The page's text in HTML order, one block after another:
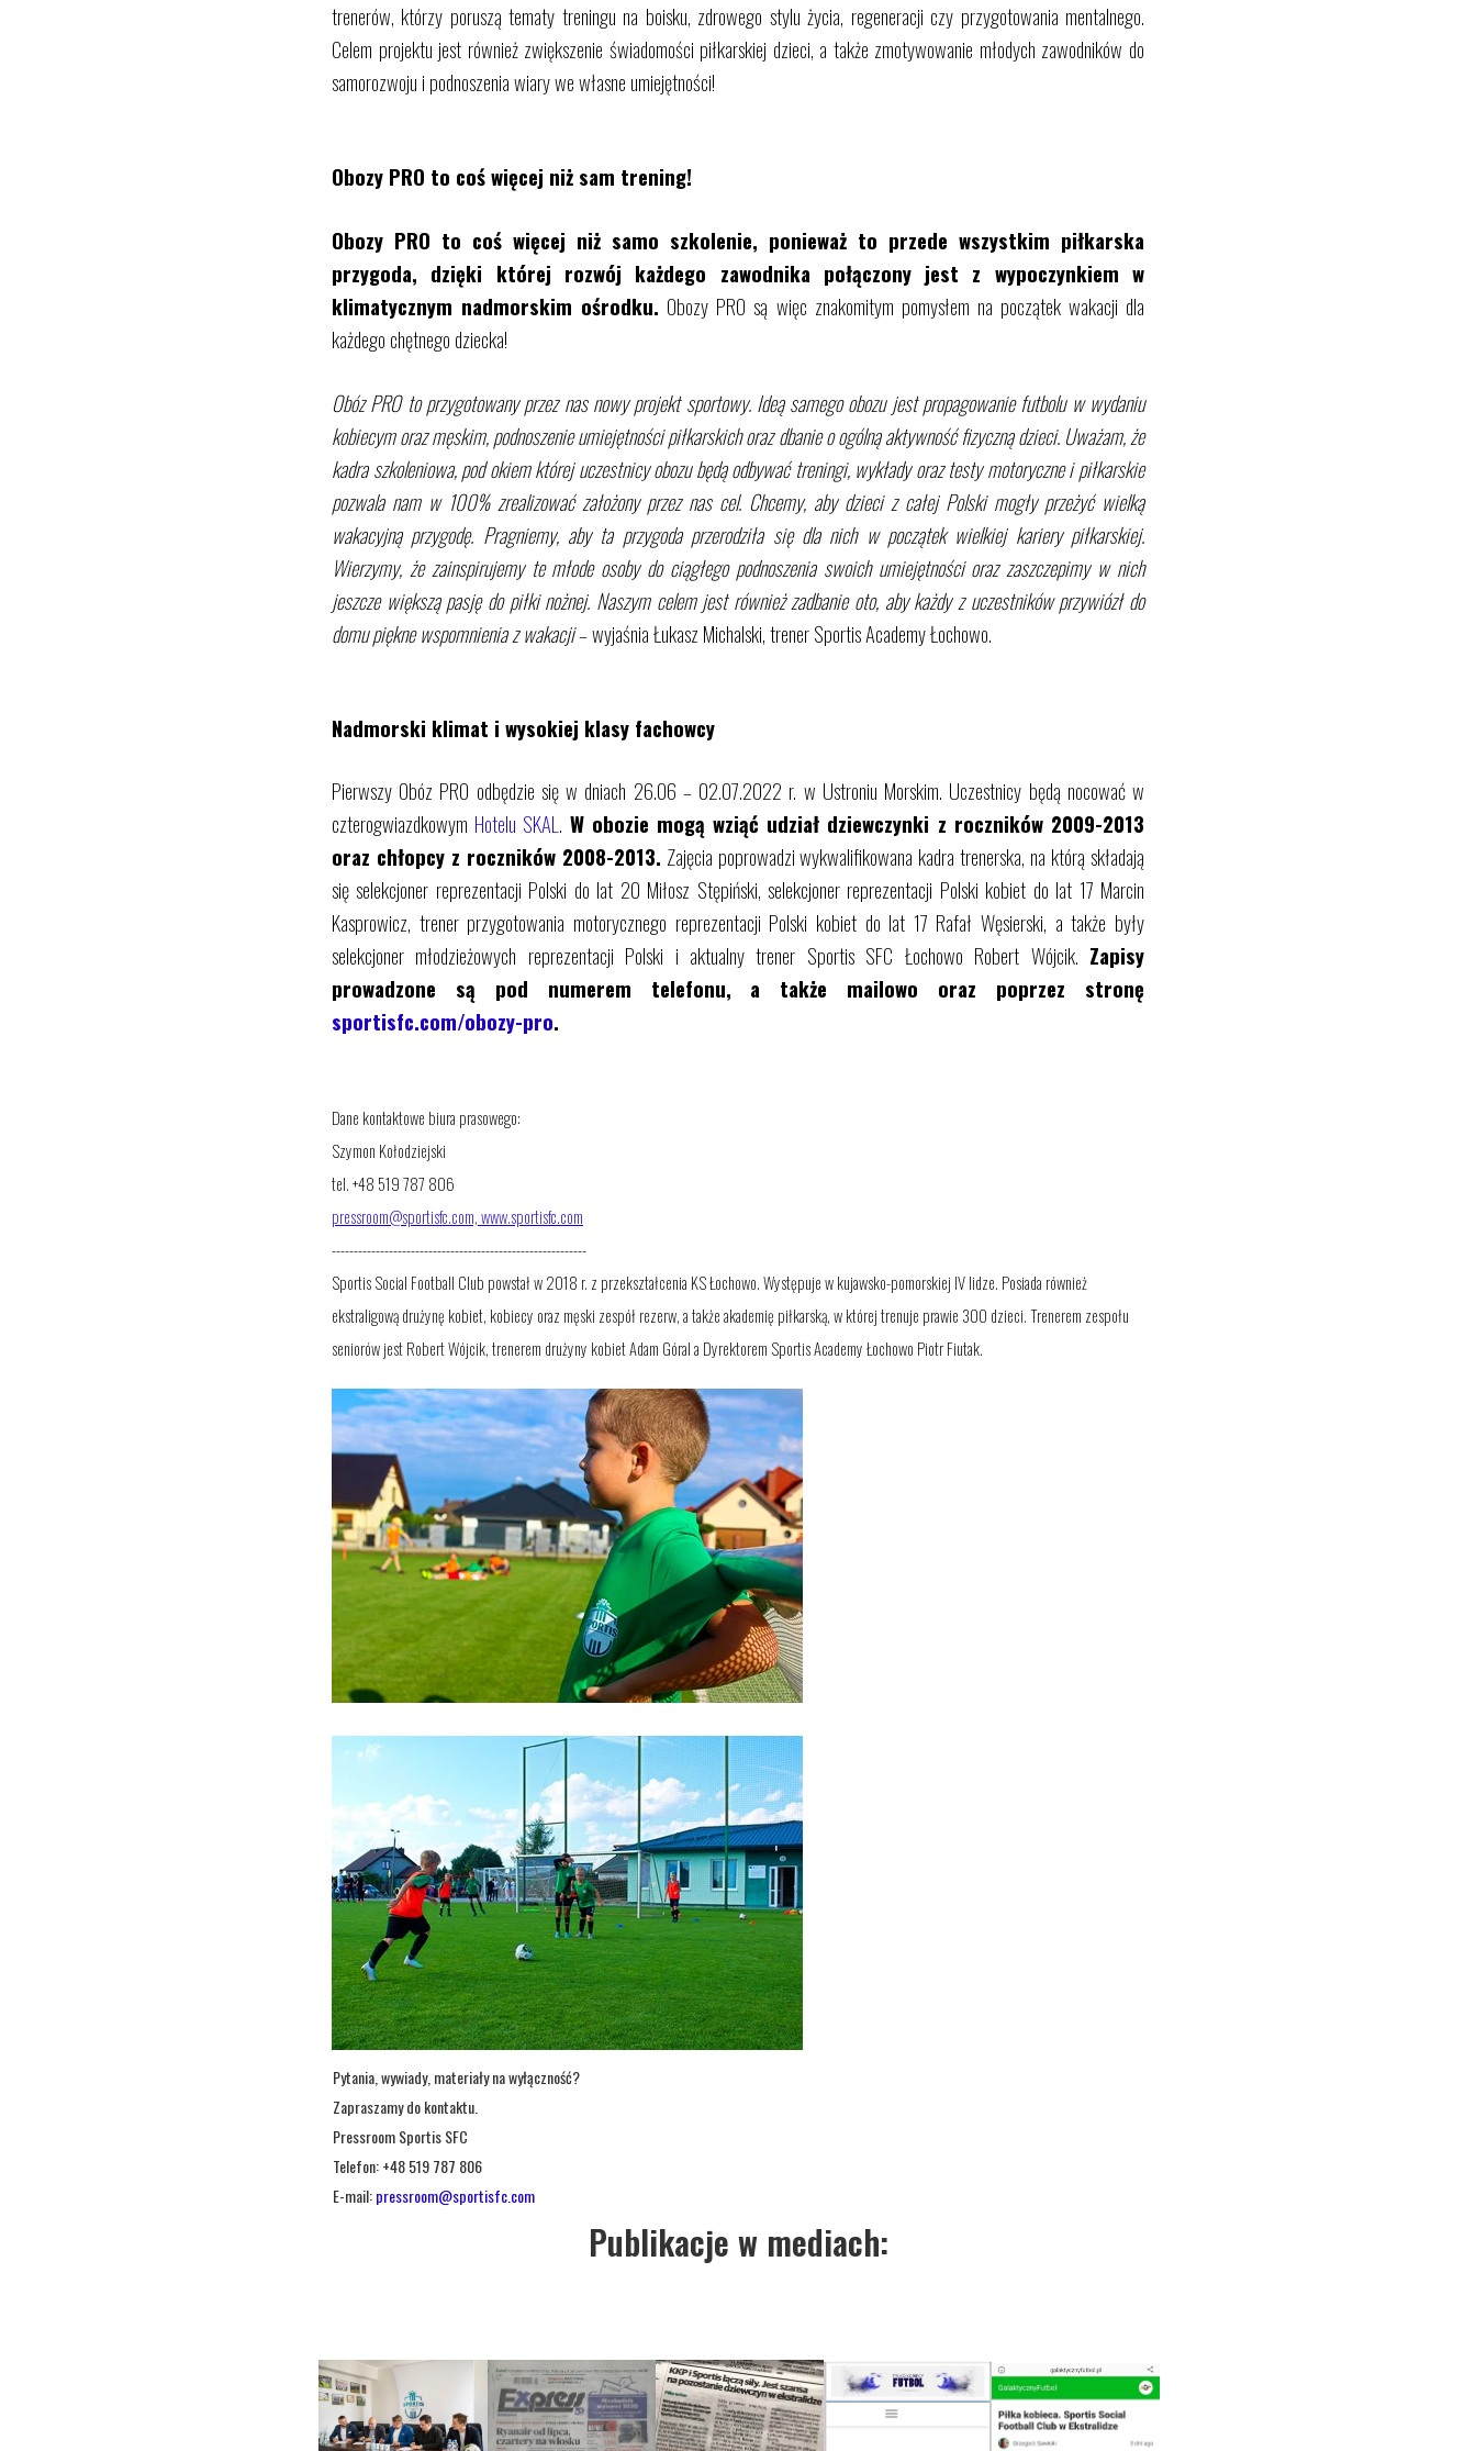
Pytania, wywiady, materiały na wyłączność?
Zapraszamy do kontaktu.
Pressroom Sportis SFC
Telefon: +48 519 787 806
E-mail:pressroom@sportisfc.com
Publikacje w mediach:
trenerów, którzy poruszą tematy treningu na boisku, zdrowego stylu życia, regeneracji czy przygotowania mentalnego.
Celem projektu jest również zwiększenie świadomości piłkarskiej dzieci, a także zmotywowanie młodych zawodników do
samorozwoju i podnoszenia wiary we własne umiejętności!
Obozy PRO to coś więcej niż sam trening!
Obozy PRO to coś więcej niż samo szkolenie, ponieważ to przede wszystkim piłkarska
przygoda, dzięki której rozwój każdego zawodnika połączony jest z wypoczynkiem w
klimatycznym nadmorskim ośrodku. Obozy PRO są więc znakomitym pomysłem na początek wakacji dla
każdego chętnego dziecka!
Obóz PRO to przygotowany przez nas nowy projekt sportowy. Ideą samego obozu jest propagowanie futbolu w wydaniu
kobiecym oraz męskim, podnoszenie umiejętności piłkarskich oraz dbanie o ogólną aktywność fizyczną dzieci. Uważam, że
kadra szkoleniowa, pod okiem której uczestnicy obozu będą odbywać treningi, wykłady oraz testy motoryczne i piłkarskie
pozwala nam w 100% zrealizować założony przez nas cel. Chcemy, aby dzieci z całej Polski mogły przeżyć wielką
wakacyjną przygodę. Pragniemy, aby ta przygoda przerodziła się dla nich w początek wielkiej kariery piłkarskiej.
Wierzymy, że zainspirujemy te młode osoby do ciągłego podnoszenia swoich umiejętności oraz zaszczepimy w nich
jeszcze większą pasję do piłki nożnej. Naszym celem jest również zadbanie oto, aby każdy z uczestników przywiózł do
domu piękne wspomnienia z wakacji– wyjaśnia Łukasz Michalski, trener Sportis Academy Łochowo.
Nadmorski klimat i wysokiej klasy fachowcy
Pierwszy Obóz PRO odbędzie się w dniach 26.06 – 02.07.2022 r. w Ustroniu Morskim. Uczestnicy będą nocować w
czterogwiazdkowym Hotelu SKAL . W obozie mogą wziąć udział dziewczynki z roczników 2009-2013
oraz chłopcy z roczników 2008-2013. Zajęcia poprowadzi wykwalifikowana kadra trenerska, na którą składają
się selekcjoner reprezentacji Polski do lat 20 Miłosz Stępiński, selekcjoner reprezentacji Polski kobiet do lat 17 Marcin
Kasprowicz, trener przygotowania motorycznego reprezentacji Polski kobiet do lat 17 Rafał Węsierski, a także były
selekcjoner młodzieżowych reprezentacji Polski i aktualny trener Sportis SFC Łochowo Robert Wójcik. Zapisy
prowadzone są pod numerem telefonu, a także mailowo oraz poprzez stronę
sportisfc.com/obozy-pro.
Dane kontaktowe biura prasowego:
Szymon Kołodziejski
tel. +48 519 787 806
pressroom@sportisfc.com,www.sportisfc.com
----------------------------------------------------------
Sportis Social Football Club powstał w 2018 r. z przekształcenia KS Łochowo. Występuje w kujawsko-pomorskiej IV lidze. Posiada również
ekstraligową drużynę kobiet, kobiecy oraz męski zespół rezerw, a także akademię piłkarską, w której trenuje prawie 300 dzieci. Trenerem zespołu
seniorów jest Robert Wójcik, trenerem drużyny kobiet Adam Góral a Dyrektorem Sportis Academy Łochowo Piotr Fiutak.